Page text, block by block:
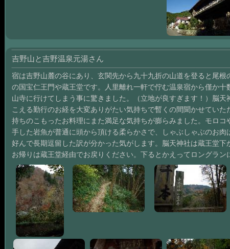
吉野山と吉野温泉元湯さん
宿は吉野山麓の谷にあり、玄関先から九十九折の山道を登ると尾
の国宝仁王門や蔵王堂です。人里離れ一軒で佇む温泉宿から僅か
山寺に行けてしまう事に驚きました。（立地が良すぎます！）脳
こえる勤行のお経を大変ありがたい気持ちで暫くの間聞かせてい
持ちのこもったお料理にまた満足な気持ちが膨らみました。モロ
手した岩魚が普通に頭から頂ける柔らかさで、しゃぶしゃぶのお
好んで長期逗留した訳が分かった気がします。脳天神社は蔵王堂下
お帰りは蔵王堂経由でお戻りください。下るとかえってロングラン